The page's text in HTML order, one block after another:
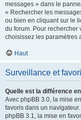
messages » dans le
« Rechercher les
ou bien en cliquant sur le
du forum. Pour rechercher
choisissez les paramètres
Haut
Surveillance et
Quelle est la différence
Avec phpBB 3.0, la mise
favoris dans un
phpBB 3.1, la mise en